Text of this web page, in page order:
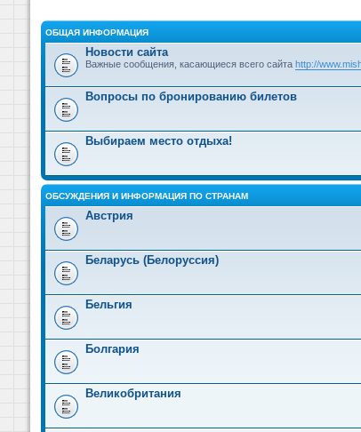
ОБЩАЯ ИНФОРМАЦИЯ
Новости сайта
Важные сообщения, касающиеся всего сайта http://
Вопросы по бронированию билетов
Выбираем место отдыха!
ОБСУЖДЕНИЯ И ИНФОРМАЦИЯ ПО СТРАНАМ
Австрия
Беларусь (Белоруссия)
Бельгия
Болгария
Великобритания